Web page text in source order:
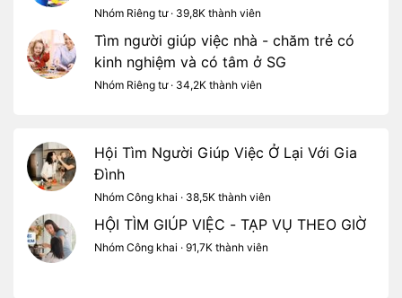
Nhóm Riêng tư · 39,8K thành viên
Tìm người giúp việc nhà - chăm trẻ có
kinh nghiệm và có tâm ở SG
Nhóm Riêng tư · 34,2K thành viên
Hội Tìm Người Giúp Việc Ở Lại Với Gia
Đình
Nhóm Công khai · 38,5K thành viên
HỘI TÌM GIÚP VIỆC - TẠP VỤ THEO GIỜ
Nhóm Công khai · 91,7K thành viên